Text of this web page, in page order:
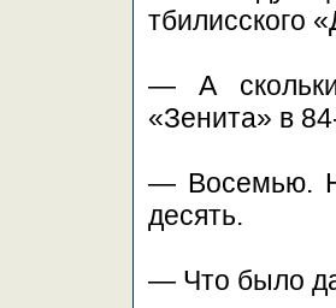
тбилисского
— А
«Зенита» в
— Восемью.
десять.
— Что было